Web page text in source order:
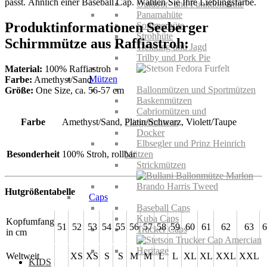
Outdoor- und Funktionshüte
Panamahüte
Sommerhüte
Strohhüte
Trekking und Jagd
Trilby und Pork Pie
Mützen
Ballonmützen und Sportmützen
Baskenmützen
Cabriomützen und
Fliegermützen
Docker
Elbsegler und Prinz Heinrich
Mützen
Strickmützen
Caps
Baseball Caps
Kuba Caps
Trucker Caps
KIDS
Produktinformationen Seeberger
Schirmmütze aus Raffiastroh:
Material: 100% Raffiastroh
Farbe: Amethyst/Sand
Größe: One Size, ca. 56-57 cm
Farbe Amethyst/Sand, Platin/Schwarz, Violett/Taupe
Besonderheit 100% Stroh, rollbar
Hutgrößentabelle
Kopfumfang
in cm
51 52 53 54 55 56 57 58 59 60 61 62 63
Weltweit XS XS S S M M L L XL XL XXL XXL